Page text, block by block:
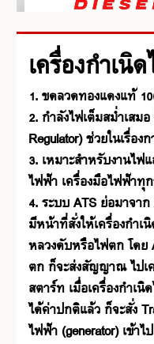
เครื่องกำเนิ
1. ขดลวดทองแดงแท้
2. กำลังไฟเต็มสม่ำเสม
Regulator) ช่วยในเรื่อ
3. เหมาะสำหรับงานไฟ
ไฟฟ้า เครื่องมือไฟฟ้าทุ
4. ระบบ ATS ย่อมาจาก
มีหน้าที่สั่งให้เครื่องกำ
หลวงดับหรือไฟตก โดย
ตก ก็จะส่งสัญญาณ ไปเ
สตาร์ท เมื่อเครื่องกำเ
ได้ค่าปกติแล้ว ก็จะสั่ง
ไฟฟ้า (generator) เข้า